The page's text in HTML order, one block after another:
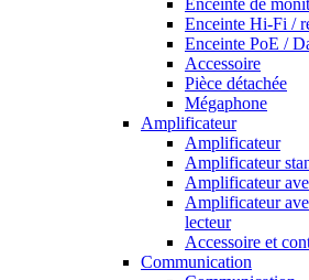
Enceinte de
Enceinte Hi-Fi /
Enceinte PoE /
Accessoire
Pièce détachée
Mégaphone
Amplificateur
Amplificateur
Amplificateur
Amplificateur
Amplificateur
lecteur
Accessoire et
Communication